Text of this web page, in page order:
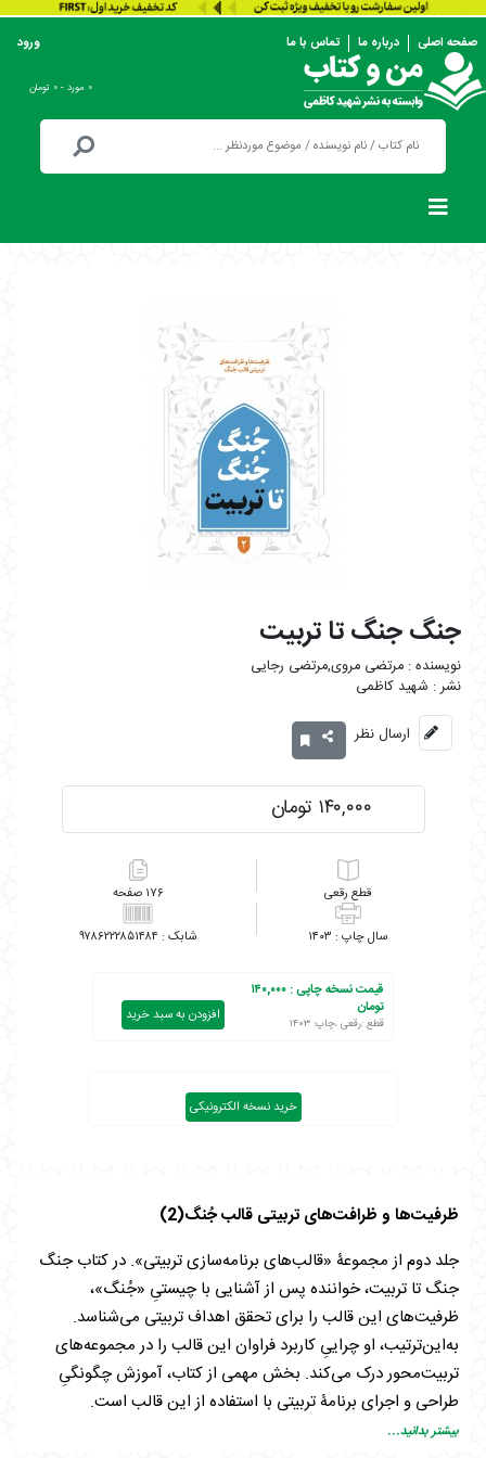
صفحه اصلی درباره ما تماس با ما ورود
۰ مورد - ۰ تومان
جنگ جنگ تا تربیت
مرتضی مروی,مرتضی رجایی
شهید کاظمی
ارسال نظر
۱۴۰,۰۰۰ تومان
رقعی ۱۷۶
۱۴۰۳ ۹۷۸۶۲۲۲۸۵۱۴۸۴
قیمت نسخه چاپی :۱۴۰,۰۰۰
تومان
قطع :رقعی ،چاپ: ۱۴۰۳ افزودن به سبد خرید
خرید نسخه الکترونیکی
ظرفیت‌ها و ظرافت‌های تربیتی قالب جُنگ(2)
جلد دوم از مجموعۀ «قالب‌های برنامه‌سازی تربیتی». در کتاب جنگ
جنگ تا تربیت، خواننده پس از آشنایی با چیستیِ «جُنگ»،
ظرفیت‌های این قالب را برای تحقق اهداف تربیتی می‌شناسد.
به‌این‌ترتیب، او چراییِ کاربرد فراوان این قالب را در مجموعه‌های
تربیت‌محور درک می‌کند. بخش مهمی از کتاب، آموزش چگونگیِ
طراحی و اجرای برنامۀ تربیتی با استفاده از این قالب است.
بخشی از کتاب جنگ جنگ تا تربیت
بیشتر بدانید...